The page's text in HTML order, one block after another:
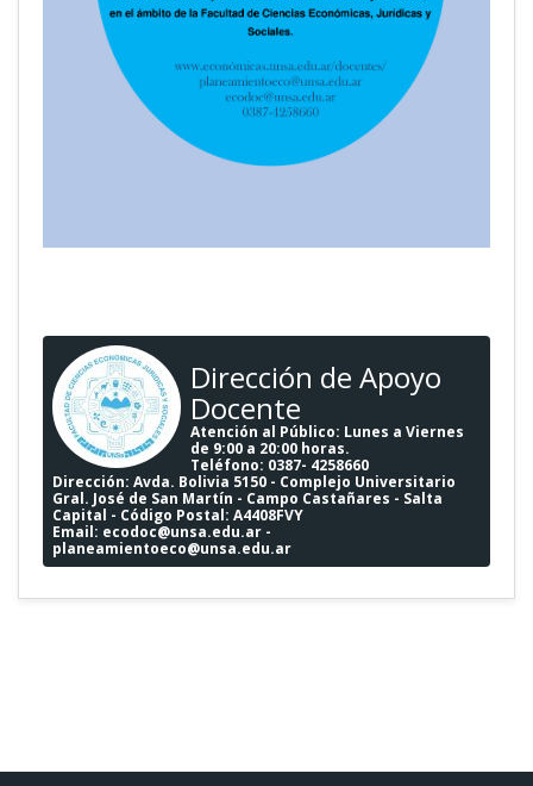
Dirección de Apoyo
Docente
Atención al Público: Lunes a Viernes
de 9:00 a 20:00 horas.
Teléfono: 0387- 4258660
Dirección: Avda. Bolivia 5150 - Complejo Universitario
Gral. José de San Martín - Campo Castañares - Salta
Capital - Código Postal: A4408FVY
Email: ecodoc@unsa.edu.ar -
planeamientoeco@unsa.edu.ar